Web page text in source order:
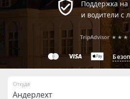
Поддержка на
и водители с
TripAdvisor
Откуда